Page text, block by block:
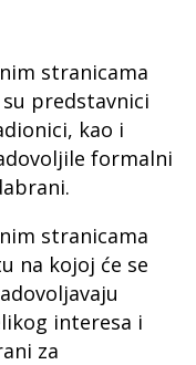
stranicama
predstavnici
kao i
formalni
stranicama
na kojoj će se
interesa i
za